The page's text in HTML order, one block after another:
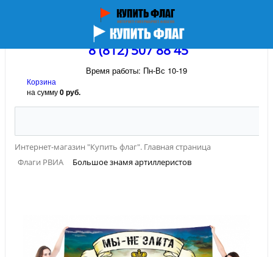
8 (812) 507 88 45
Время работы: Пн-Вс 10-19
Корзина
на сумму0 руб.
Интернет-магазин "Купить флаг". Главная страница
Флаги РВИА
Большое знамя артиллеристов